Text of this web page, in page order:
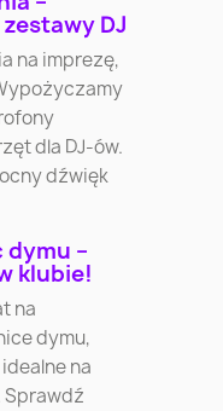
DJ
na imprezę,
dla DJ-ów.
dźwięk
–
klubie!
na
dymu,
na
Sprawdź